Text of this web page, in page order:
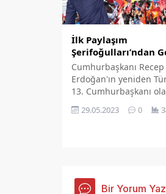
İlk Paylaşım
Şerifoğulları’ndan
Cumhurbaşkanı Recep
Erdoğan'ın yeniden
13. Cumhurbaşkanı
seçilmesi sevincini
hesabı üzerinden
29.05.2023 0
Bir Yorum